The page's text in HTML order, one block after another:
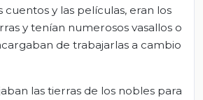
cuentos y las películas, eran los
y tenían numerosos vasallos o
de trabajarlas a cambio
las tierras de los nobles para